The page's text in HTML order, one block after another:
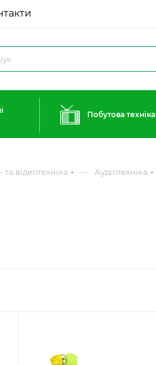
Побутова техніка
та відеотехніка — Аудіотехніка